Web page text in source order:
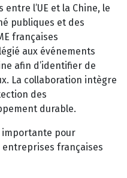
l’UE et la Chine, le
publiques et des
françaises
aux événements
afin d’identifier de
La collaboration intègre
des
durable.
importante pour
françaises